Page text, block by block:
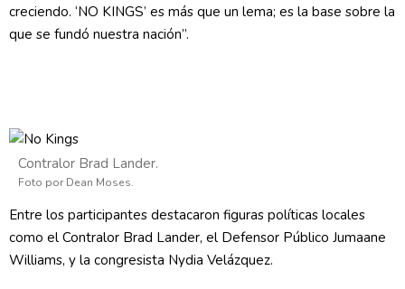
creciendo. ‘NO KINGS’ es más que un lema; es la base sobre la
que se fundó nuestra nación”.
Contralor Brad Lander.
Foto por Dean Moses.
Entre los participantes destacaron figuras políticas locales
como el Contralor Brad Lander, el Defensor Público Jumaane
Williams, y la congresista Nydia Velázquez.